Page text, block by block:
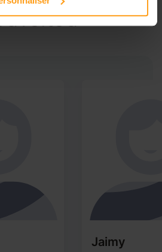
Jaimy